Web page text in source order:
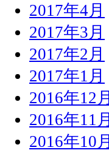
2017年4月
2017年3月
2017年2月
2017年1月
2016年12月
2016年11月
2016年10月